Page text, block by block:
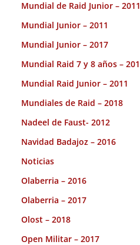
Mundial de Raid Junior – 2011
Mundial Junior – 2011
Mundial Junior – 2017
Mundial Raid 7 y 8 años –
Mundial Raid Junior – 2011
Mundiales de Raid – 2018
Nadeel de Faust- 2012
Navidad Badajoz – 2016
Noticias
Olaberria – 2016
Olaberria – 2017
Olost – 2018
Open Militar – 2017